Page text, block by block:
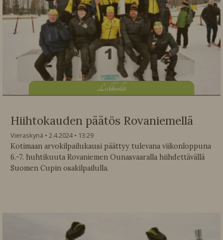
Liikkeellä
Hiihtokauden päätös Rovaniemellä
Vieraskynä 2.4.2024
13:29
Kotimaan arvokilpailukausi päättyy tulevana viikonloppuna
6.-7. huhtikuuta Rovaniemen Ounasvaaralla hiihdettävällä
Suomen Cupin osakilpailulla.